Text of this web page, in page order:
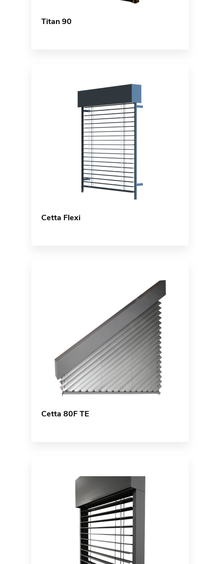
Titan 90
Cetta Flexi
Cetta 80F TE